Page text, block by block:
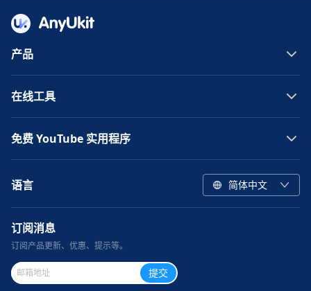
产品
在线工具
免费 YouTube 实用程序
语言 简体中文
订阅消息
订阅产品更新、优惠、提示等。
提交